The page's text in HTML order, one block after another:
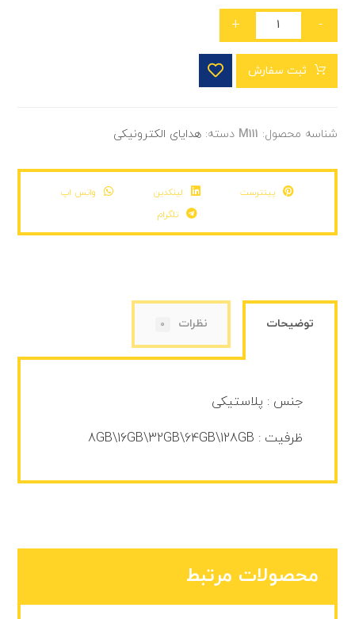
-
+
ثبت سفارش
شناسه محصول: M111 دسته:هدایای الکترونیکی
پینترست لینکدین
واتس اپ
تلگرام
توضیحات نظرات 0
جنس : پلاستیکی
ظرفیت : 8GB\16GB\32GB\64GB\128GB
محصولات مرتبط